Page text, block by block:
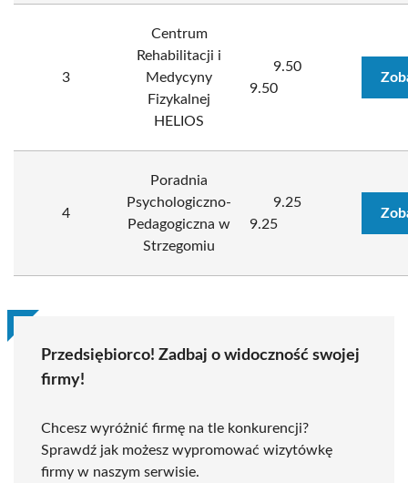
3
Centrum
Rehabilitacji i
Medycyny
Fizykalnej
HELIOS
9.50
9.50
4
Poradnia
Psychologiczno-
Pedagogiczna w
Strzegomiu
9.25
9.25
Przedsiębiorco! Zadbaj o widoczność swojej
firmy!
Chcesz wyróżnić firmę na tle konkurencji?
Sprawdź jak możesz wypromować wizytówkę
firmy w naszym serwisie.